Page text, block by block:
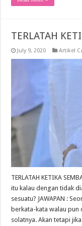
TERLATAH
July 9, 2020 Artikel
TERLATAH KETIKA
itu kalau dengan tidak
sesuatu? JAWAPAN :
berkata-kata walau pun
solatnya. Akan tetapi